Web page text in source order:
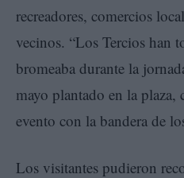
recreadores, comercios
vecinos. “Los Tercios han
bromeaba durante la
mayo plantado en la plaza,
evento con la bandera de
Los visitantes pudieron